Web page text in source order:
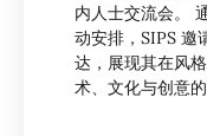
内人士交流会。
动安排，SIPS 邀
达，展现其在风
术、文化与创意